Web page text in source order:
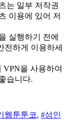
는 일부 저작권
이용에 있어 저
실행하기 전에
전하게 이용하세
VPN을 사용하여
습니다.
웹툰툰코, #성인